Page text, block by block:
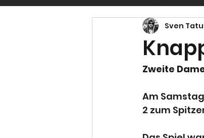
Sven
Zweite
Am
2 zum